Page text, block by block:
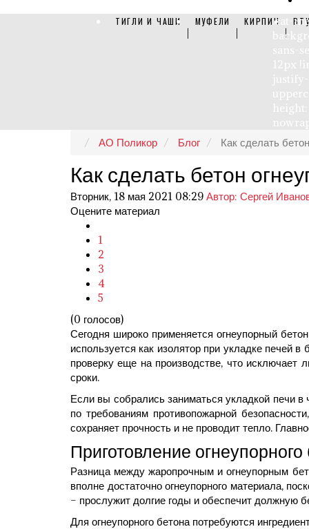
ТИГЛИ И ЧАШИ МУФЕЛИ КИРПИЧ.cat-
sans-
12px
АО Поликор
Блог Как сделать
Как сделать бетон
Вторник, 18 мая 2021 08:29 Автор: Сергей
Оцените материал
1
2
3
4
5
(0 голосов)
Сегодня широко применяется огнеупорный
используется как изолятор при укладке печей
проверку еще на производстве, что
сроки.
Если вы собрались заниматься укладкой печи
по требованиям противопожарной
сохраняет прочность и не проводит тепло.
Приготовление
Разница между жаропрочным и огнеупорным
вполне достаточно огнеупорного материала,
– прослужит долгие годы и обеспечит должную
Для огнеупорного бетона потребуются